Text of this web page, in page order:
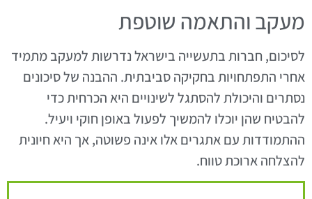
מעקב והתאמה שוטפת
לסיכום, חברות בתעשייה בישראל נדרשות למעקב מתמיד
אחרי התפתחויות בחקיקה סביבתית. ההבנה של סיכונים
נסתרים והיכולת להסתגל לשינויים היא הכרחית כדי
להבטיח שהן יוכלו להמשיך לפעול באופן חוקי ויעיל.
ההתמודדות עם אתגרים אלו אינה פשוטה, אך היא חיונית
להצלחה ארוכת טווח.